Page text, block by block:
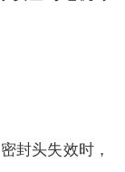
封头失效时，